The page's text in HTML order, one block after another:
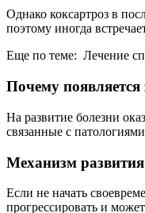
Однако коксартроз в
поэтому иногда
Еще по теме: Лечение
Почему появляется
На развитие болезни
связанные с
Механизм
Если не начать
прогрессировать и